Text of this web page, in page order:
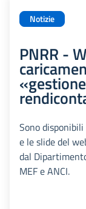
Notizie
PNRR -
Sono
e le slide del
dal
MEF e ANCI.